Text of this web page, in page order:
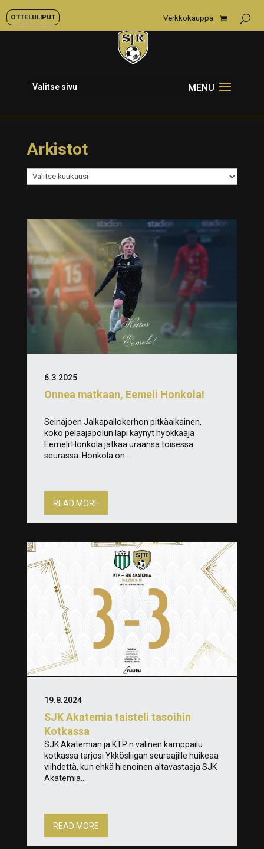
OTTELULIPUT Verkkokauppa
Valitse sivu
Arkistot
Arkistot
Onnea matkaan, Eemeli Honkola!
6.3.2025
Seinäjoen Jalkapallokerhon pitkäaikainen,
koko pelaajapolun läpi käynyt hyökkääjä
Eemeli Honkola jatkaa uraansa toisessa
seurassa. Honkola on...
READ MORE
SJK Akatemia taisteli tasoihin
Kotkassa
19.8.2024
SJK Akatemian ja KTP:n välinen kamppailu
kotkassa tarjosi Ykkösliigan seuraajille huikeaa
viihdettä, kun ehkä hienoinen altavastaaja SJK
Akatemia...
READ MORE